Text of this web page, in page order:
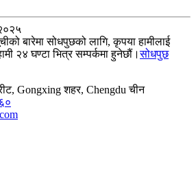
बारेमा सोधपुछको लागि, कृपया हामीलाई
२४ घण्टा भित्र सम्पर्कमा हुनेछौं।सोधपुछ
Gongxing शहर, Chengdu चीन